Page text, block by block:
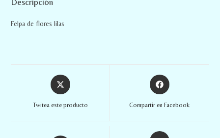
Felpa de flores lilas
Twitea este producto Compartir en Facebook